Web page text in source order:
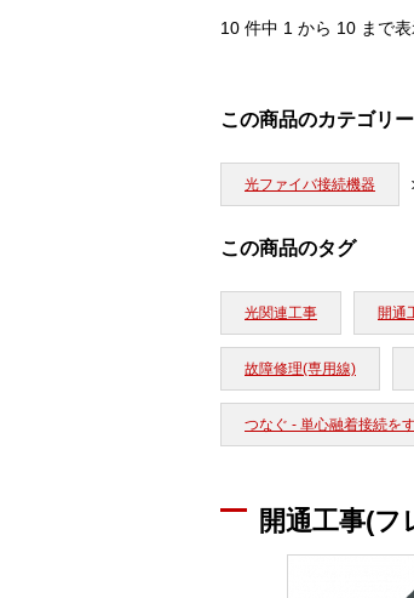
10 件中 1 から 10 まで
この商品のカテゴリー
光ファイバ接続機器
この商品のタグ
光関連工事 開通
故障修理(専用線)
つなぐ - 単心融着接続を
開通工事(